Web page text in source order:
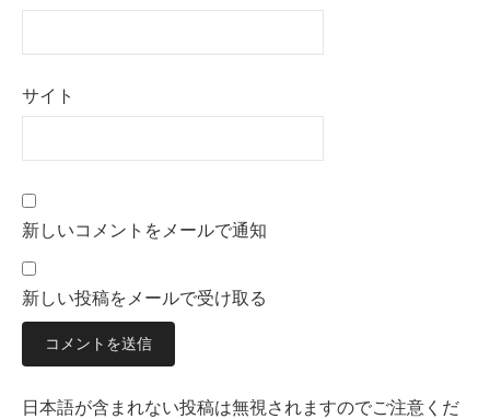
サイト
新しいコメントをメールで通知
新しい投稿をメールで受け取る
日本語が含まれない投稿は無視されますのでご注意くだ